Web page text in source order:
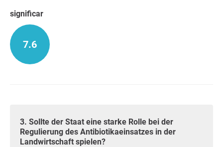
significar
7.6
3. Sollte der Staat eine starke Rolle bei der
Regulierung des Antibiotikaeinsatzes in der
Landwirtschaft spielen?